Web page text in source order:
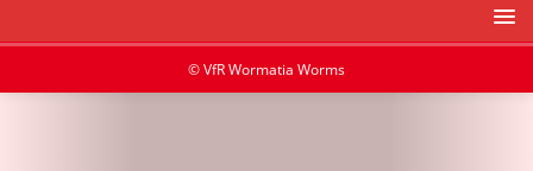
© VfR Wormatia Worms